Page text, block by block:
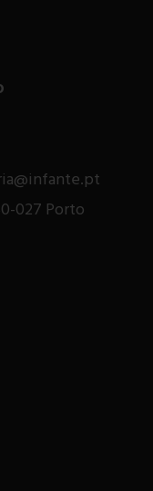
027 Porto